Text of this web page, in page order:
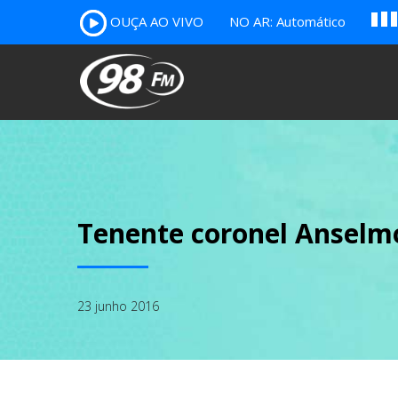
OUÇA AO VIVO NO AR: Automático B c
Tenente coronel
23 junho 2016